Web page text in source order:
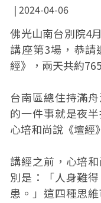
2024-04-06
佛光山南台別院4
講座第3場，恭請
經》，兩天共約
台南區總住持滿
的一件事就是夜
心培和尚說《壇經
講經之前，心培
別是：「人身難
患。」這四種思